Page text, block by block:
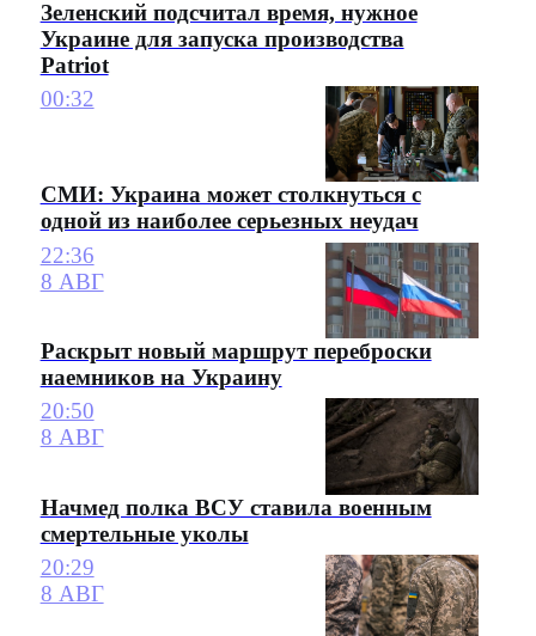
Зеленский подсчитал время, нужное
Украине для запуска производства
Patriot
00:32
СМИ: Украина может столкнуться с
одной из наиболее серьезных неудач
22:36
8 АВГ
Раскрыт новый маршрут переброски
наемников на Украину
20:50
8 АВГ
Начмед полка ВСУ ставила военным
смертельные уколы
20:29
8 АВГ